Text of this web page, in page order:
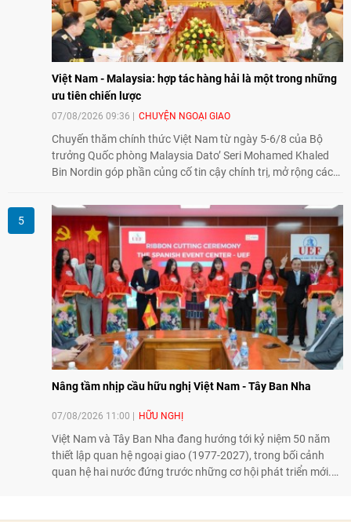
Việt Nam - Malaysia: hợp tác hàng hải là một trong những
ưu tiên chiến lược
07/08/2026 09:36 CHUYỆN NGOẠI GIAO
Chuyến thăm chính thức Việt Nam từ ngày 5-6/8 của Bộ
trưởng Quốc phòng Malaysia Dato’ Seri Mohamed Khaled
Bin Nordin góp phần củng cố tin cậy chính trị, mở rộng các
Malaysia theo hướng ngày càng thực chất.
Nâng tầm nhịp cầu hữu nghị Việt Nam - Tây Ban Nha
07/08/2026 11:00 HỮU NGHỊ
Việt Nam và Tây Ban Nha đang hướng tới kỷ niệm 50 năm
thiết lập quan hệ ngoại giao (1977-2027), trong bối cảnh
quan hệ hai nước đứng trước những cơ hội phát triển mới.